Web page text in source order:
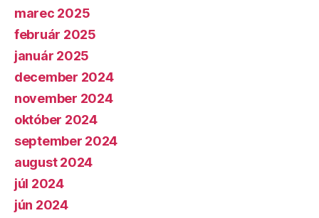
marec 2025
február 2025
január 2025
december 2024
november 2024
október 2024
september 2024
august 2024
júl 2024
jún 2024